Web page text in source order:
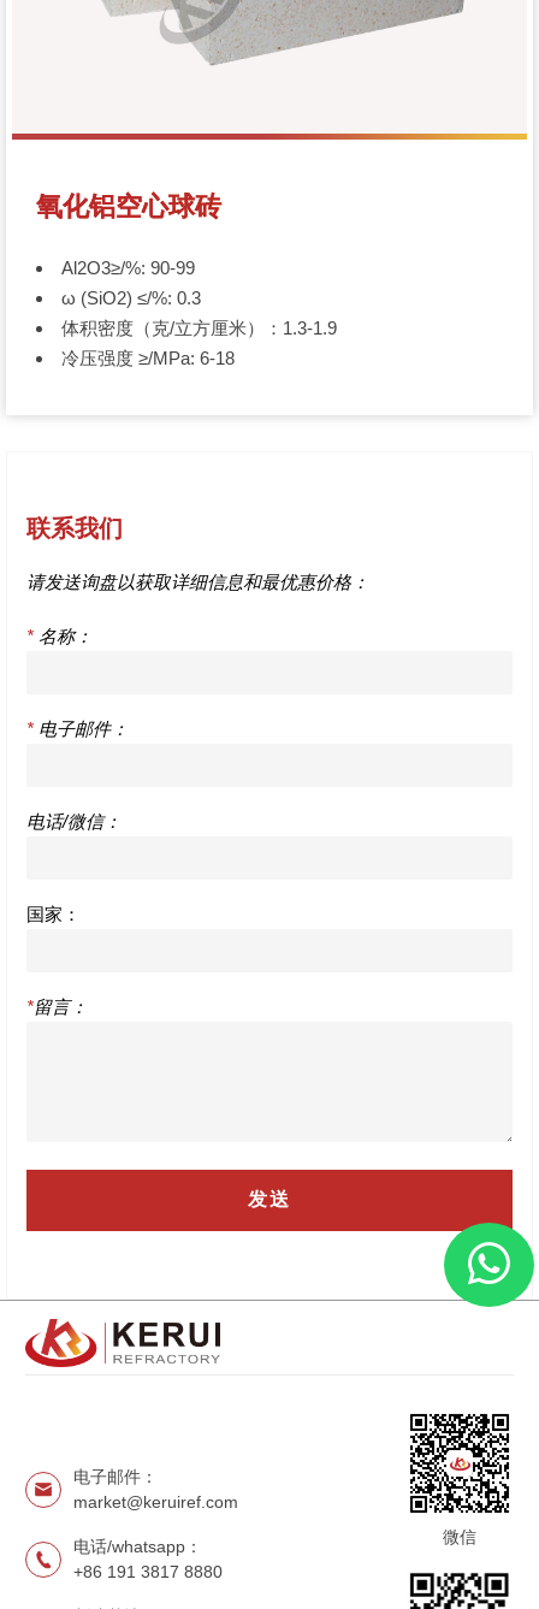
氧化铝空心球砖
Al2O3≥/%: 90-99
ω (SiO2) ≤/%: 0.3
体积密度（克/立方厘米）：1.3-1.9
冷压强度 ≥/MPa: 6-18
联系我们
请发送询盘以获取详细信息和最优惠价格：
* 名称：
* 电子邮件：
电话/微信：
国家：
*留言：
电子邮件：
market@keruiref.com
电话/whatsapp：
+86 191 3817 8880
微信